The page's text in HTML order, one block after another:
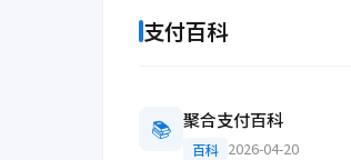
支付百科
📚 聚合支付百科
百科 2026-04-20